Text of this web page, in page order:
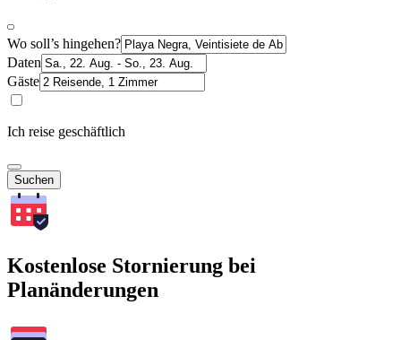
Wo soll’s hingehen?
Daten
Gäste
Ich reise geschäftlich
Suchen
Kostenlose Stornierung bei
Planänderungen